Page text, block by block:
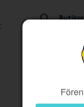
Butiker